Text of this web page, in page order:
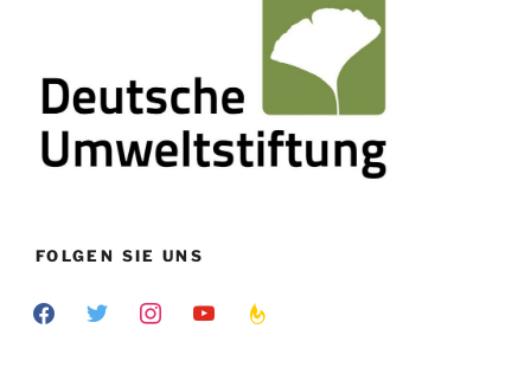
FOLGEN SIE UNS
facebooktwitter instagramyoutubefeedburner